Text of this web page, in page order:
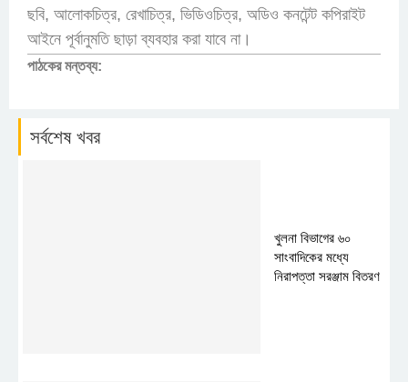
ছবি, আলোকচিত্র, রেখাচিত্র, ভিডিওচিত্র, অডিও কনটেন্ট কপিরাইট
আইনে পূর্বানুমতি ছাড়া ব্যবহার করা যাবে না।
পাঠকের মন্তব্য:
সর্বশেষ খবর
খুলনা বিভাগের ৬০
সাংবাদিকের মধ্যে
নিরাপত্তা সরঞ্জাম বিতরণ